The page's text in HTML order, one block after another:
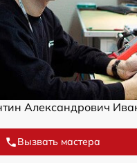
Александрович
Вызвать мастера